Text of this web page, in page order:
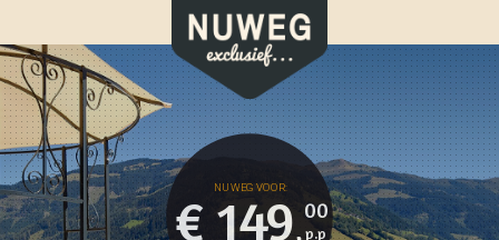
€ 149,
00